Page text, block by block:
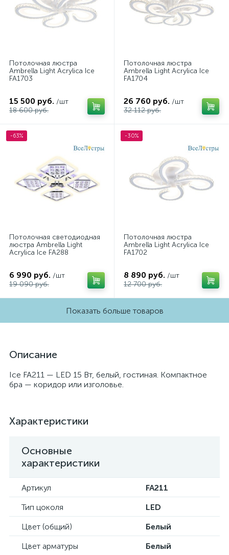
Потолочная люстра
Ambrella Light Acrylica Ice
FA1703
15 500 руб. /шт
18 600 руб.
Потолочная люстра
Ambrella Light Acrylica Ice
FA1704
26 760 руб. /шт
32 112 руб.
-63%
Потолочная светодиодная
люстра Ambrella Light
Acrylica Ice FA288
6 990 руб. /шт
19 090 руб.
-30%
Потолочная люстра
Ambrella Light Acrylica Ice
FA1702
8 890 руб. /шт
12 700 руб.
Показать больше товаров
Описание
Ice FA211 — LED 15 Вт, белый, гостиная. Компактное
бра — коридор или изголовье.
Характеристики
Основные
характеристики
Артикул
FA211
Тип цоколя
LED
Цвет (общий)
Белый
Цвет арматуры
Белый